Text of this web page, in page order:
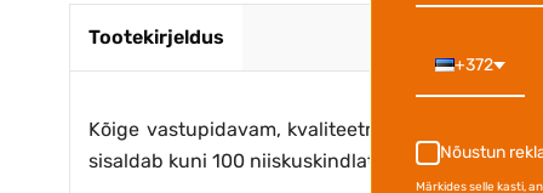
Tootekirjeldus
Kõige vastupidavam, kvaliteetne välis- ja
sisaldab kuni 100 niiskuskindlat LED-pirni, mis
+372
Nõustun
Märkides selle kasti,